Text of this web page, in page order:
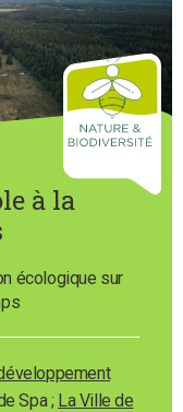
à la
écologique sur
Spa ; La Ville de